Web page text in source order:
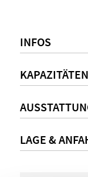
INFOS
KAPAZITÄTEN
LAGE &